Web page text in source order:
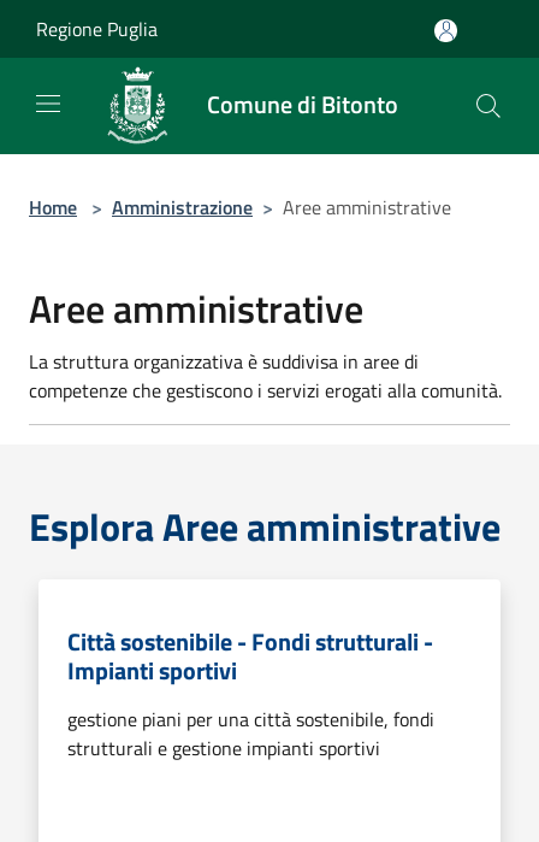
Regione Puglia
Comune di Bitonto
Home > Amministrazione > Aree amministrative
Aree amministrative
La struttura organizzativa è suddivisa in aree di
competenze che gestiscono i servizi erogati alla comunità.
Esplora Aree amministrative
Città sostenibile - Fondi strutturali -
Impianti sportivi
gestione piani per una città sostenibile, fondi
strutturali e gestione impianti sportivi